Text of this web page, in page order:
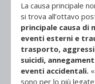
La causa principale
si trova all’ottavo
principale causa di
eventi esterni e
trasporto,
suicidi,
eventi accidentali.
sono per lo più